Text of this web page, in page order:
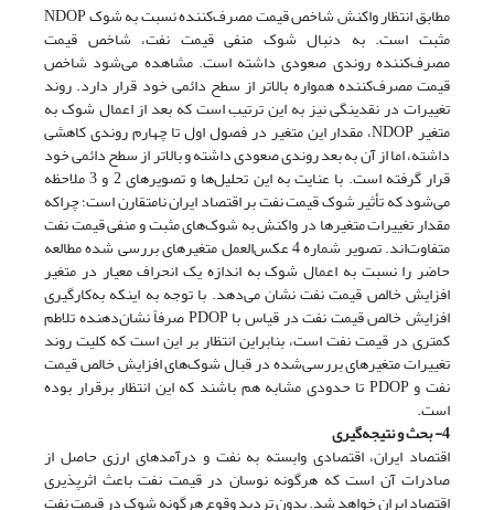
مطابق انتظار واکنش شاخص قیمت مصرف‌کننده نسبت به شوک NDOP
مثبت است. به دنبال شوک منفی قیمت نفت، شاخص قیمت
مصرف‌کننده روندی صعودی داشته است. مشاهده می‌شود شاخص
قیمت مصرف‌کننده همواره بالاتر از سطح دائمی خود قرار دارد. روند
تغییرات در نقدینگی نیز به این ترتیب است که بعد از اعمال شوک به
متغیر NDOP، مقدار این متغیر در فصول اول تا چهارم روندی کاهشی
داشته، اما از آن به بعد روندی صعودی داشته و بالاتر از سطح دائمی خود
قرار گرفته است. با عنایت به این تحلیل‌ها و تصویرهای 2 و 3 ملاحظه
می‌شود که تأثیر شوک قیمت نفت بر اقتصاد ایران نامتقارن است؛ چراکه
مقدار تغییرات متغیرها در واکنش به شوک‌های مثبت و منفی قیمت نفت
متفاوت‌اند. تصویر شماره 4 عکس‌العمل متغیرهای بررسی ‌شده مطالعه
حاضر را نسبت به اعمال شوک به اندازه یک انحراف معیار در متغیر
افزایش خالص قیمت نفت نشان می‌دهد. با توجه به اینکه به‌کارگیری
افزایش خالص قیمت نفت در قیاس با PDOP صرفاً نشان‌دهنده تلاطم
کمتری در قیمت نفت است، بنابراین انتظار بر این است که کلیت روند
تغییرات متغیرهای بررسی‌شده در قبال شوک‌های افزایش خالص قیمت
نفت و PDOP تا حدودی مشابه هم باشند که این انتظار برقرار بوده
است.
4- بحث و نتیجه‌گیری
اقتصاد ایران، اقتصادی وابسته به نفت و درآمدهای ارزی حاصل از
صادرات آن است که هرگونه نوسان در قیمت نفت باعث اثرپذیری
اقتصاد ایران خواهد شد. بدون تردید وقوع هرگونه شوک در قیمت نفت